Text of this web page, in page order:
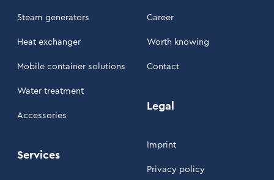
Steam generators
Heat exchanger
Mobile container solutions
Water treatment
Accessories
Services
Career
Worth knowing
Contact
Legal
Imprint
Privacy policy